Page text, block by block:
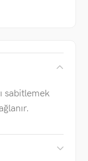
sabitlemek